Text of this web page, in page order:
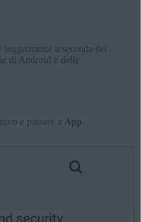
a seconda del
di Android e delle
e passare a App.